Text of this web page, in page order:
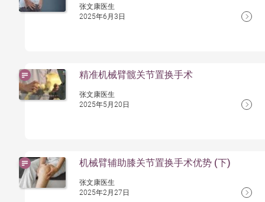
张文康医生
2025年6月3日
精准机械臂髋关节置换手术
张文康医生
2025年5月20日
机械臂辅助膝关节置换手术优势 (下)
张文康医生
2025年2月27日